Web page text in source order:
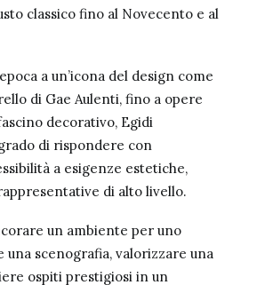
classico fino al Novecento e al
a un’icona del design come
di Gae Aulenti, fino a opere
decorativo, Egidi
di rispondere con
a esigenze estetiche,
di alto livello.
un ambiente per uno
una scenografia, valorizzare una
ospiti prestigiosi in un